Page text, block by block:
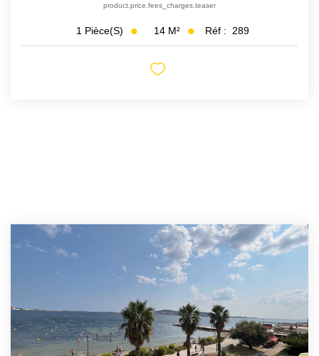
product.price.fees_charges.teaser
1 Pièce(s) 14 M² Réf : 289